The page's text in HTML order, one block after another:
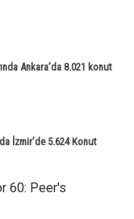
Ankara’da 8.021 konut
İzmir’de 5.624 Konut
60: Peer's